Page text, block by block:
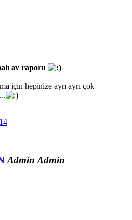
av raporu
için hepinize ayrı ayrı çok
Admin Admin